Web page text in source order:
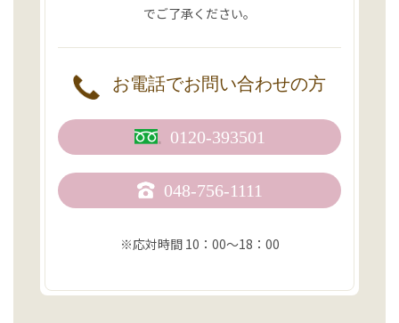
でご了承ください。
お電話でお問い合わせの方
0120-393501
048-756-1111
※応対時間 10：00〜18：00